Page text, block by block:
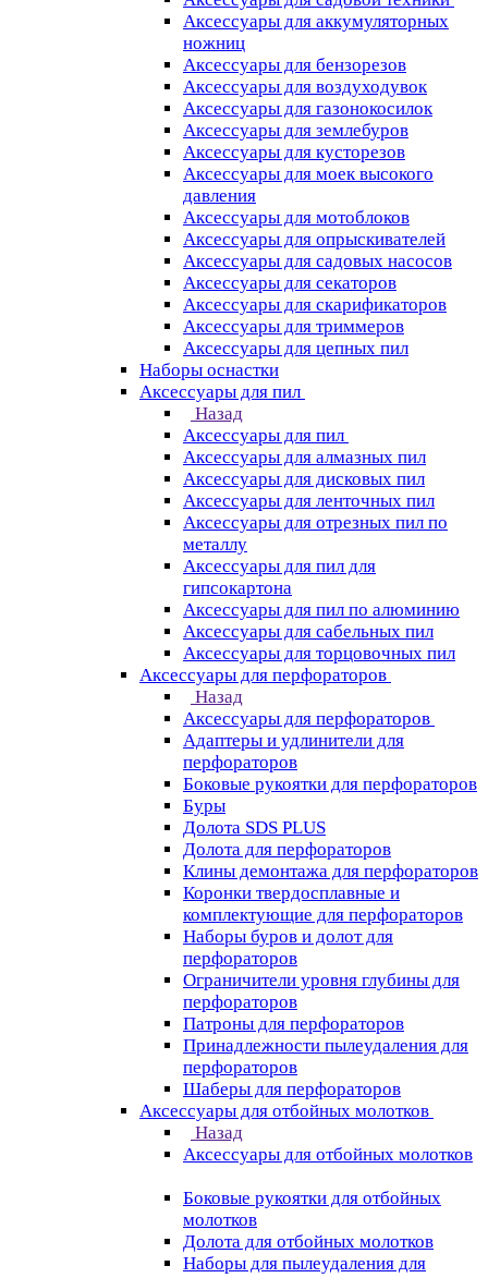
Аксессуары для аккумуляторных
ножниц
Аксессуары для бензорезов
Аксессуары для воздуходувок
Аксессуары для газонокосилок
Аксессуары для землебуров
Аксессуары для кусторезов
Аксессуары для моек высокого
давления
Аксессуары для мотоблоков
Аксессуары для опрыскивателей
Аксессуары для садовых насосов
Аксессуары для секаторов
Аксессуары для скарификаторов
Аксессуары для триммеров
Аксессуары для цепных пил
Наборы оснастки
Аксессуары для пил
Назад
Аксессуары для пил
Аксессуары для алмазных пил
Аксессуары для дисковых пил
Аксессуары для ленточных пил
Аксессуары для отрезных пил по
металлу
Аксессуары для пил для
гипсокартона
Аксессуары для пил по алюминию
Аксессуары для сабельных пил
Аксессуары для торцовочных пил
Аксессуары для перфораторов
Назад
Аксессуары для перфораторов
Адаптеры и удлинители для
перфораторов
Боковые рукоятки для перфораторов
Буры
Долота SDS PLUS
Долота для перфораторов
Клины демонтажа для перфораторов
Коронки твердосплавные и
комплектующие для перфораторов
Наборы буров и долот для
перфораторов
Ограничители уровня глубины для
перфораторов
Патроны для перфораторов
Принадлежности пылеудаления для
перфораторов
Шаберы для перфораторов
Аксессуары для отбойных молотков
Назад
Аксессуары для отбойных молотков
Боковые рукоятки для отбойных
молотков
Долота для отбойных молотков
Наборы для пылеудаления для